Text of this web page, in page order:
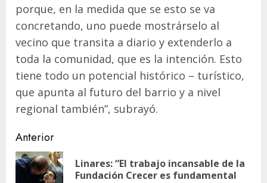
porque, en la medida que se esto se va
concretando, uno puede mostrárselo al
vecino que transita a diario y extenderlo a
toda la comunidad, que es la intención. Esto
tiene todo un potencial histórico – turístico,
que apunta al futuro del barrio y a nivel
regional también”, subrayó.
Navegación
de
Anterior
Linares: “El trabajo incansable de la
Fundación Crecer es fundamental